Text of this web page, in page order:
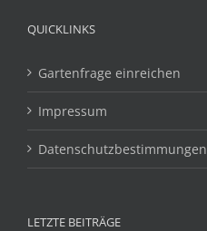
QUICKLINKS
Gartenfrage einreichen
Impressum
Datenschutzbestimmungen
LETZTE BEITRÄGE